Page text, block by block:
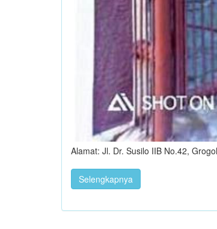
Alamat: Jl. Dr. Susilo IIB No.42,
Selengkapnya